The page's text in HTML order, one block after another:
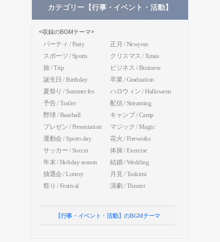
カテゴリー【行事・イベント・活動】
<収録のBGMテーマ>
パーティ / Party
正月 / Newyear
スポーツ / Sports
クリスマス / Xmas
旅 / Trip
ビジネス / Business
誕生日 / Birthday
卒業 / Graduation
夏祭り / Summer fes
ハロウィン / Halloween
予告 / Trailer
配信 / Streaming
野球 / Baseball
キャンプ / Camp
プレゼン / Presentation
マジック / Magic
運動会 / Sports day
花火 / Fireworks
サッカー / Soccer
体操 / Exercise
年末 / Holiday season
結婚 / Wedding
抽選会 / Lottery
月見 / Tsukimi
祭り / Festival
演劇 / Theater
【行事・イベント・活動】のBGMテーマ